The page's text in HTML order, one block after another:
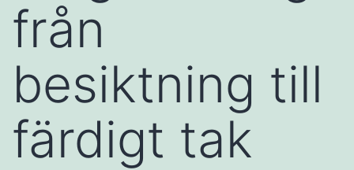
från
besiktning till
färdigt tak